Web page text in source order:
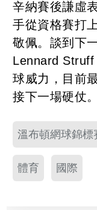
辛納賽後謙虛
手從資格賽打
敬佩。談到下
Lennard Struff
球威力，目前
接下一場硬仗。
溫布頓網球錦標
體育 國際